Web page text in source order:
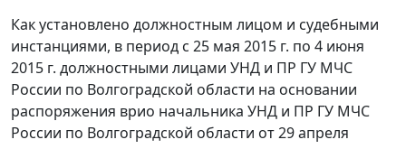
Как установлено должностным лицом и судебными
инстанциями, в период с 25 мая 2015 г. по 4 июня
2015 г. должностными лицами УНД и ПР ГУ МЧС
России по Волгоградской области на основании
распоряжения врио начальника УНД и ПР ГУ МЧС
России по Волгоградской области от 29 апреля